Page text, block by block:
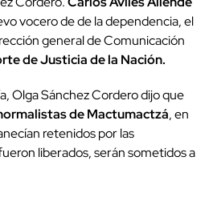
vocero de de la dependencia, el
general de Comunicación
de Justicia de la Nación.
Olga Sánchez Cordero dijo que
de Mactumactzá, en
retenidos por las
liberados, serán sometidos a